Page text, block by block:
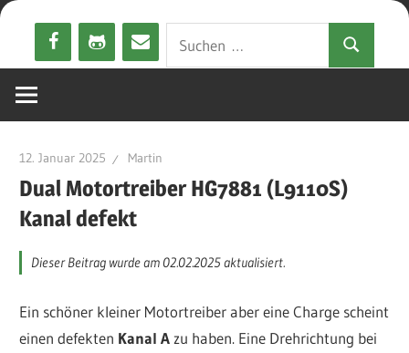
Zum
springen
Suchen
12. Januar 2025 Martin
Dual Motortreiber HG7881 (L9110S)
Kanal defekt
Dieser Beitrag wurde am 02.02.2025 aktualisiert.
Ein schöner kleiner Motortreiber aber eine Charge scheint
einen defekten Kanal A zu haben. Eine Drehrichtung bei